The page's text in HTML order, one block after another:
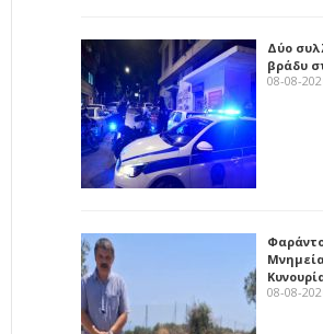
Δύο
βράδυ
08-08-
08-08-